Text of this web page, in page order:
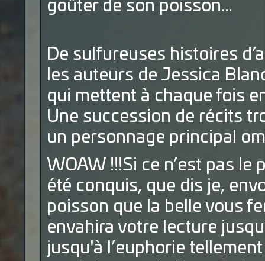
goûter de son poisson…
De sulfureuses histoires
les auteurs de Jessica
qui mettent à chaque fois
Une succession de récits
un personnage principal
WOAW !!!Si ce n’est pas le
été conquis, que dis je,
poisson que la belle vous
envahira votre lecture
jusqu'à l’euphorie